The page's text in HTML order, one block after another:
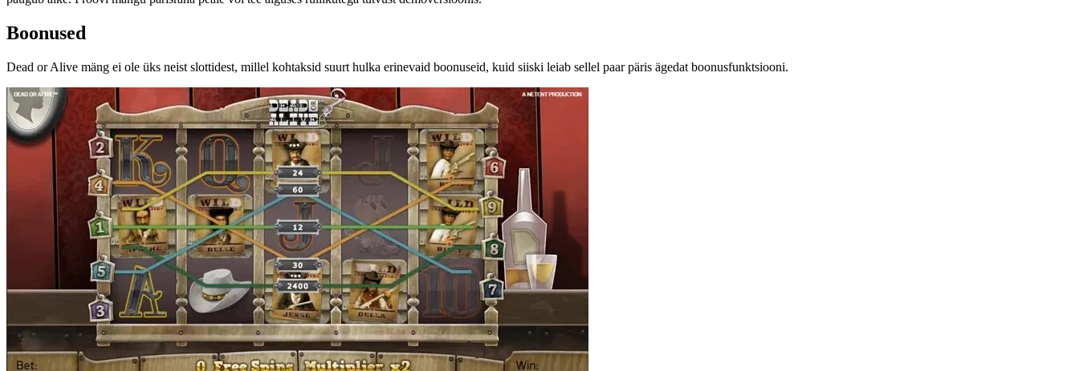
Boonused
Dead or Alive mäng ei ole üks neist slottidest, millel kohtaksid suurt hulka erinevaid boonuseid, kuid siiski leiab sellel paar päris ägedat boonusfunktsiooni.